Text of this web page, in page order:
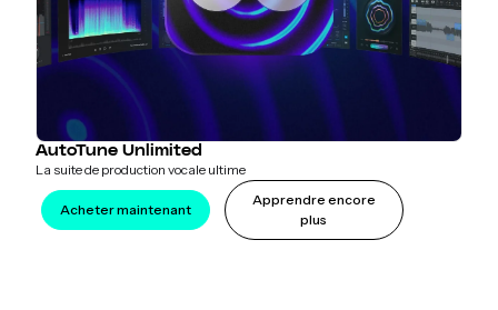
AutoTune Unlimited
La suite de production vocale ultime
Acheter maintenant
Apprendre encore
plus